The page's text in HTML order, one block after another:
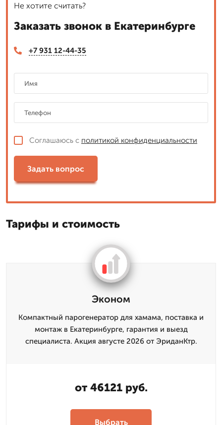
Не хотите считать?
Заказать звонок в Екатеринбурге
+7 931 12-44-35
Соглашаюсь с политикой конфиденциальности
Задать вопрос
Тарифы и стоимость
Эконом
Компактный парогенератор для хамама, поставка и
монтаж в Екатеринбурге, гарантия и выезд
специалиста. Акция августе 2026 от ЭриданКтр.
от 46121 руб.
Выбрать